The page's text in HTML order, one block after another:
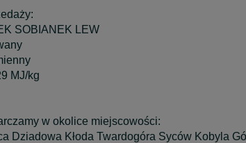
SOBIANEK LEW
MJ/kg
w okolice miejscowości:
Dziadowa Kłoda Twardogóra Syców Kobyla